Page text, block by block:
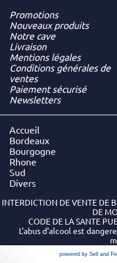
Promotions
Nouveaux produits
Notre cave
Livraison
Mentions légales
Conditions générales de
ventes
Paiement sécurisé
Newsletters
Accueil
Bordeaux
Bourgogne
Rhone
Sud
Divers
INTERDICTION DE VENTE DE
DE
CODE DE LA SANTE
L'abus d'alcool est
powered by Sell and